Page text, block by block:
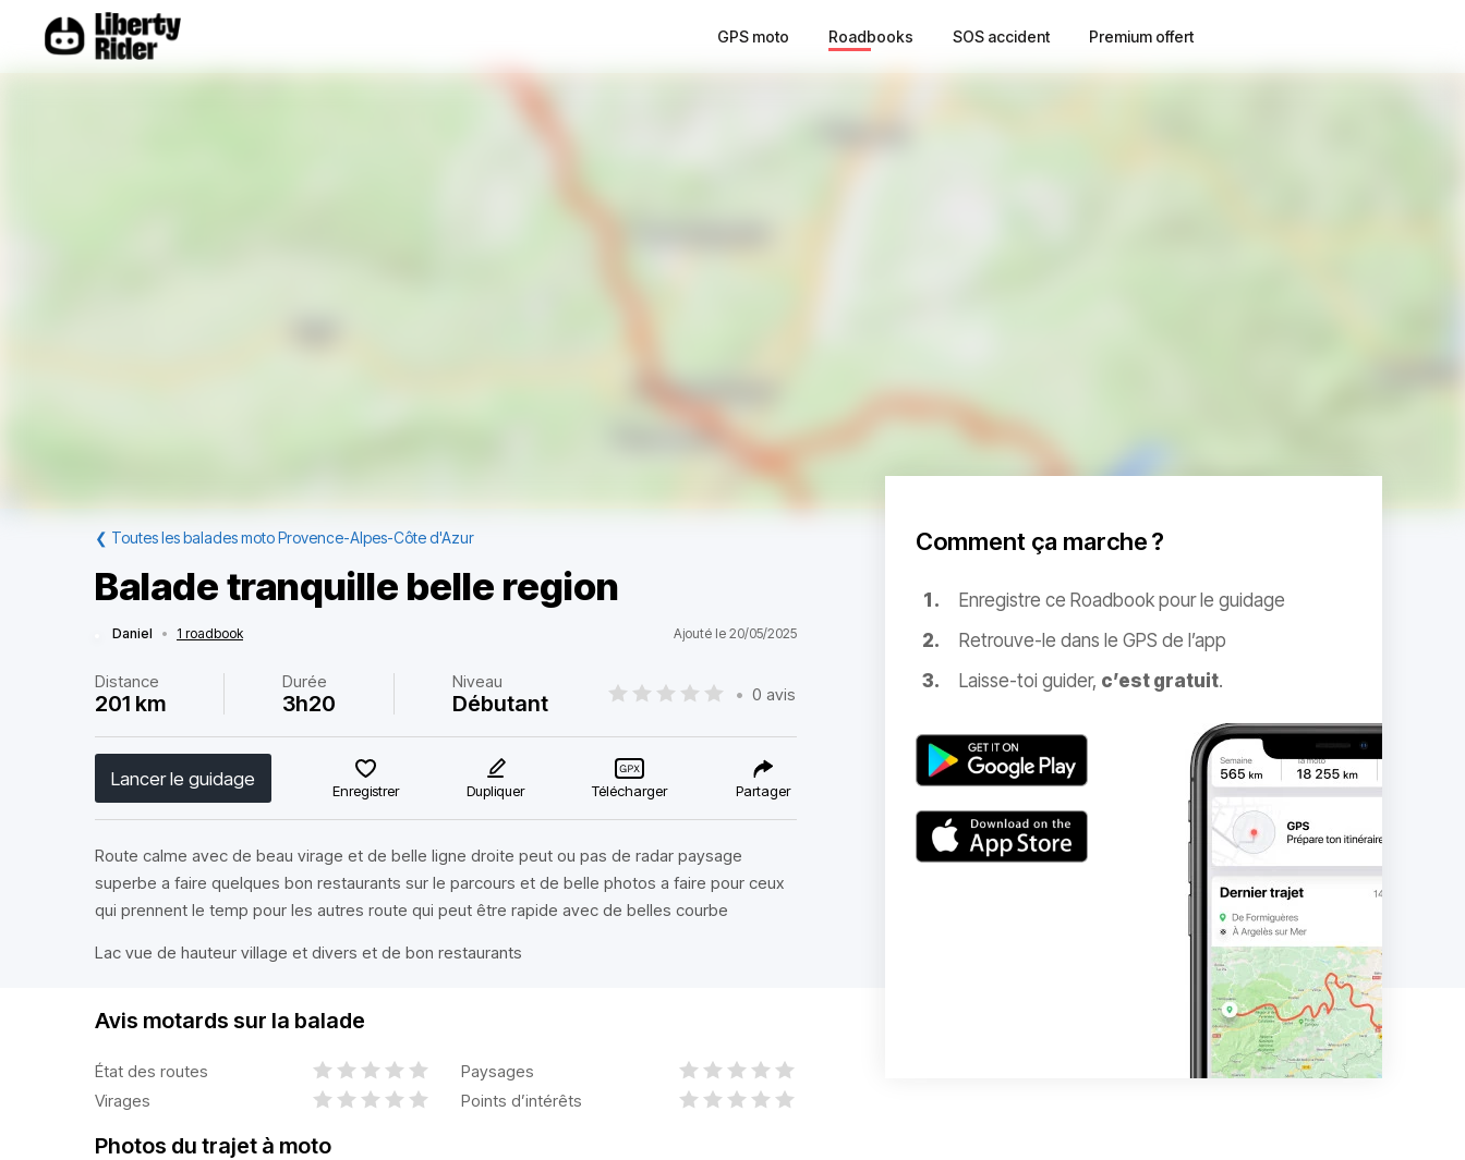
GPS moto Roadbooks SOS accident Premium offert
❮ Toutes les balades moto Provence-Alpes-Côte d'Azur
Balade tranquille belle region
Daniel • 1 roadbook Ajouté le 20/05/2025
Distance
201 km
Durée
3h20
Niveau
Débutant • 0 avis
Lancer le guidage
Enregistrer Dupliquer Télécharger Partager
Route calme avec de beau virage et de belle ligne droite peut ou pas de radar paysage
superbe a faire quelques bon restaurants sur le parcours et de belle photos a faire pour ceux
qui prennent le temp pour les autres route qui peut être rapide avec de belles courbe
Lac vue de hauteur village et divers et de bon restaurants
Comment ça marche ?
Enregistre ce Roadbook pour le guidage
Retrouve-le dans le GPS de l’app
Laisse-toi guider, c’est gratuit.
Avis motards sur la balade
État des routes
Paysages
Virages
Points d’intérêts
Photos du trajet à moto